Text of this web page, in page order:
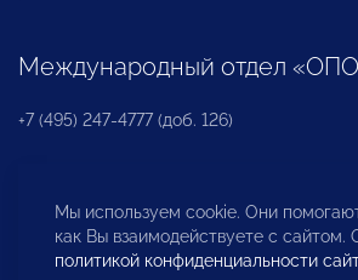
Международный отдел
+7 (495) 247-4777 (доб. 126)
Бюро по защите прав
инвесторов
Мы используем cookie. Они
как Вы взаимодействуете с сайтом.
политикой конфиденциальности